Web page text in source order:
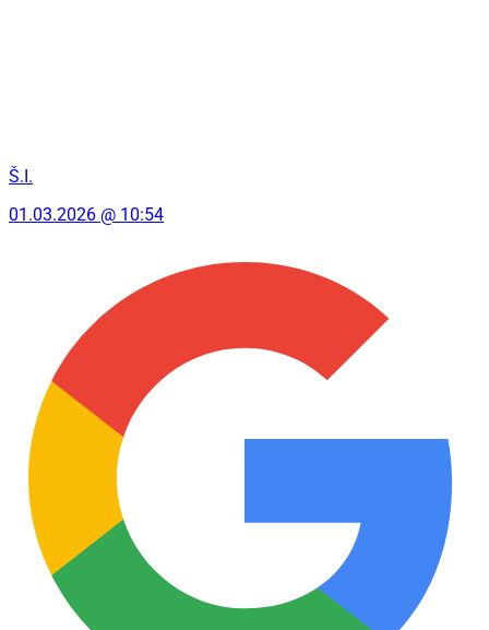
Š.I.
01.03.2026 @ 10:54